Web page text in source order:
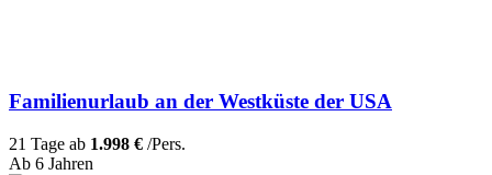
Familienurlaub an der Westküste der USA
21 Tage ab 1.998 € /Pers.
Ab 6 Jahren